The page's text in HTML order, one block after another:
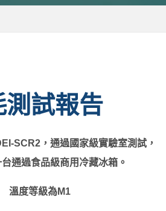
測試報告
SCR2，通過國家級實驗室測試，
通過食品級商用冷藏冰箱。
溫度等級為M1